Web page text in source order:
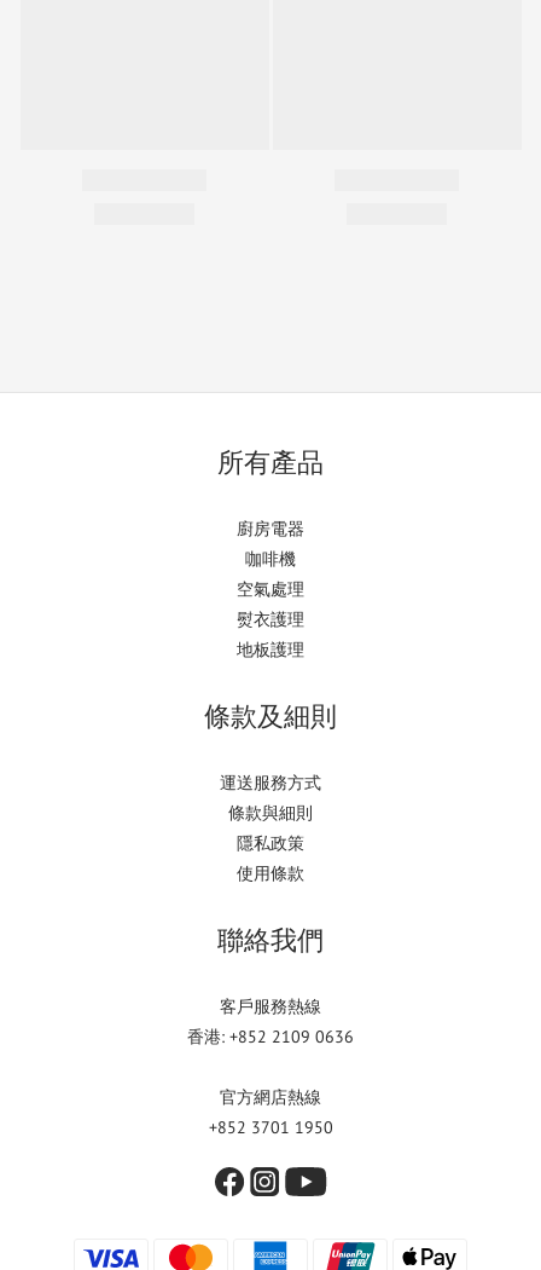
所有產品
廚房電器
咖啡機
空氣處理
熨衣護理
地板護理
條款及細則
運送服務方式
條款與細則
隱私政策
使用條款
聯絡我們
客戶服務熱線
香港: +852 2109 0636
官方網店熱線
+852 3701 1950